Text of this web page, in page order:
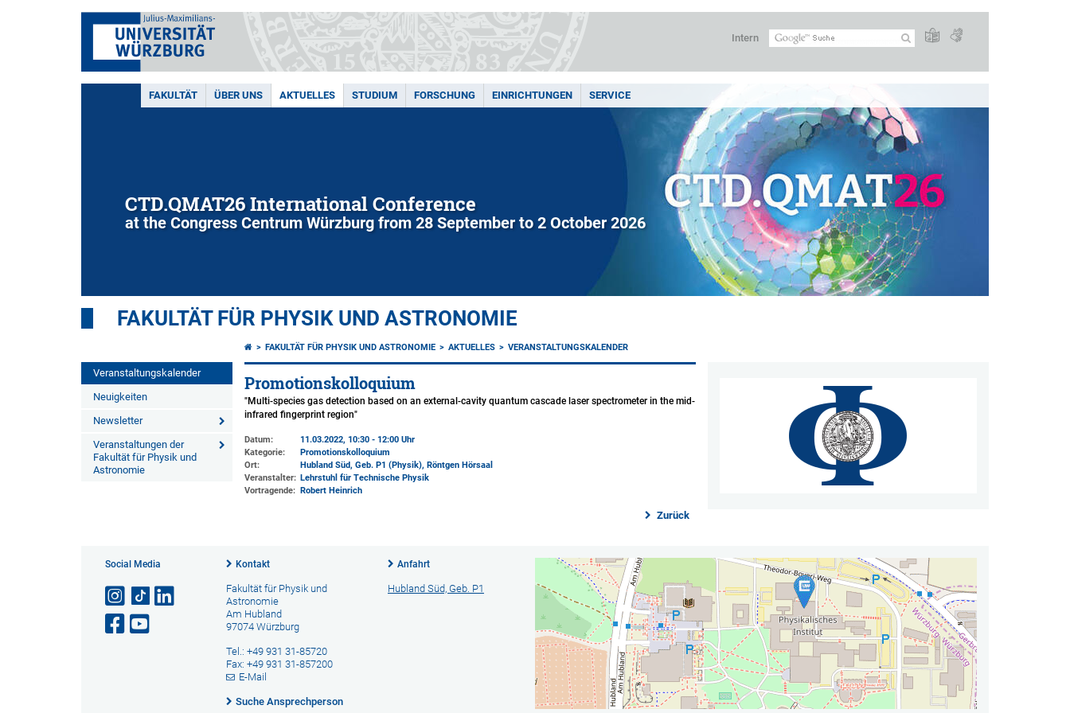
Intern
FAKULTÄT ÜBER UNS AKTUELLES STUDIUM FORSCHUNG EINRICHTUNGEN SERVICE
CTD.QMAT26 International Conference
at the Congress Centrum Würzburg from 28 September to 2 October 2026
FAKULTÄT FÜR PHYSIK UND ASTRONOMIE
Veranstaltungskalender
Neuigkeiten
Newsletter
Veranstaltungen der
Fakultät für Physik und
Astronomie
FAKULTÄT FÜR PHYSIK UND ASTRONOMIE AKTUELLES VERANSTALTUNGSKALENDER
Promotionskolloquium
"Multi-species gas detection based on an external-cavity quantum cascade laser spectrometer in the mid-
infrared fingerprint region"
Datum:
11.03.2022, 10:30 - 12:00 Uhr
Kategorie:
Promotionskolloquium
Ort:
Hubland Süd, Geb. P1 (Physik), Röntgen Hörsaal
Veranstalter: Lehrstuhl für Technische Physik
Vortragende: Robert Heinrich
Zurück
Social Media Kontakt
Fakultät für Physik und
Astronomie
Am Hubland
97074 Würzburg
Tel.: +49 931 31-85720
Fax: +49 931 31-857200
E-Mail
Suche Ansprechperson
Anfahrt
Hubland Süd, Geb. P1